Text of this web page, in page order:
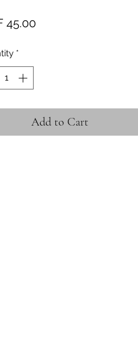
45.00Price
*
Add to Cart